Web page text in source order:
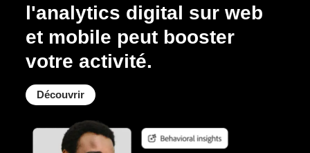
l'analytics digital sur web
et mobile peut booster
votre activité.
Découvrir